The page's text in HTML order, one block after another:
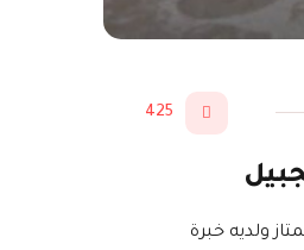
425
ولديه خبرة